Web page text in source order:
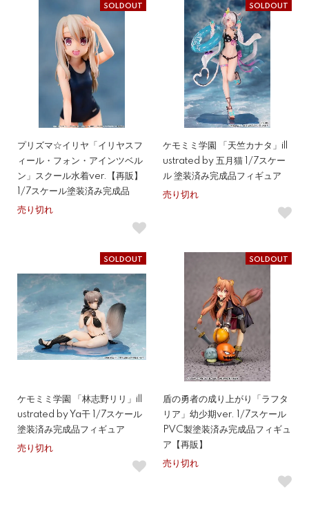
SOLDOUT
プリズマ☆イリヤ「イリヤスフ
ィール・フォン・アインツベル
ン」スクール水着ver.【再販】
1/7スケール塗装済み完成品
売り切れ
SOLDOUT
ケモミミ学園 「天竺カナタ」ill
ustrated by 五月猫 1/7スケー
ル 塗装済み完成品フィギュア
売り切れ
SOLDOUT
ケモミミ学園 「林志野リリ」ill
ustrated by Ya干 1/7スケール
塗装済み完成品フィギュア
売り切れ
SOLDOUT
盾の勇者の成り上がり「ラフタ
リア」幼少期ver. 1/7スケール
PVC製塗装済み完成品フィギュ
ア【再販】
売り切れ